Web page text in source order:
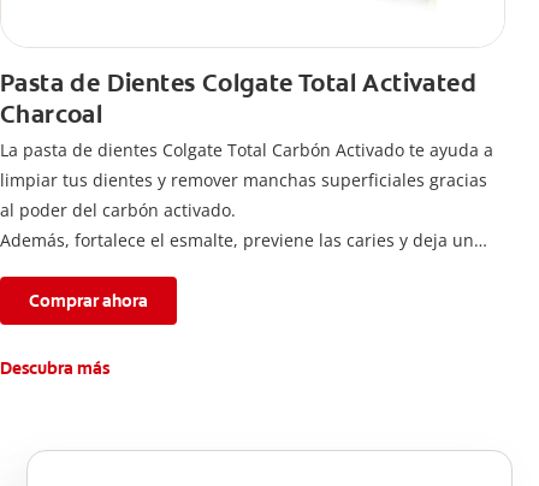
Pasta de Dientes Colgate Total Activated
Charcoal
La pasta de dientes Colgate Total Carbón Activado te ayuda a
limpiar tus dientes y remover manchas superficiales gracias
al poder del carbón activado.
Además, fortalece el esmalte, previene las caries y deja un
Comprar ahora
Descubra más